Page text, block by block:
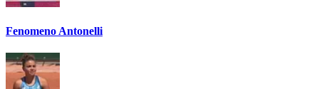
Fenomeno Antonelli